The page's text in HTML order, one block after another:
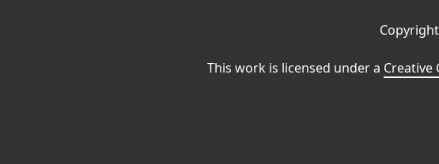
This work is licensed under a Creative